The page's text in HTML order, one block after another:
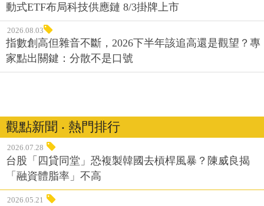
動式ETF布局科技供應鏈 8/3掛牌上市
2026.08.03
指數創高但雜音不斷，2026下半年該追高還是觀望？專
家點出關鍵：分散不是口號
觀點新聞 ‧ 熱門排行
2026.07.28
台股「四貸同堂」恐複製韓國去槓桿風暴？陳威良揭
「融資體脂率」不高
2026.05.21